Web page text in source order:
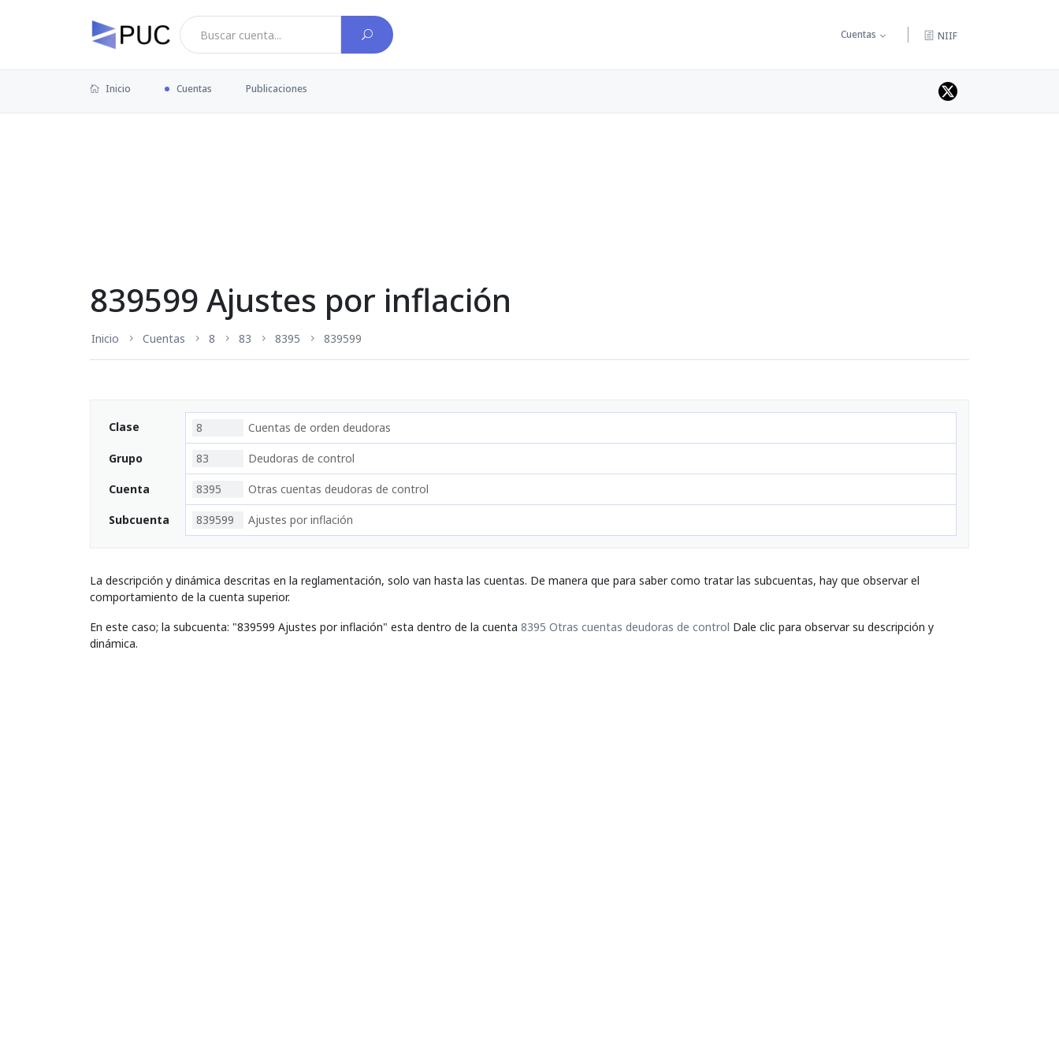
Cuentas NIIF
Inicio Cuentas Publicaciones
839599 Ajustes por inflación
Inicio Cuentas 8 83 8395 839599
Clase 8 Cuentas de orden deudoras
Grupo 83 Deudoras de control
Cuenta 8395 Otras cuentas deudoras de control
Subcuenta 839599 Ajustes por inflación
La descripción y dinámica descritas en la reglamentación, solo van hasta las cuentas. De manera que para saber como tratar las subcuentas, hay que observar el
comportamiento de la cuenta superior.
En este caso; la subcuenta: "839599 Ajustes por inflación" esta dentro de la cuenta 8395 Otras cuentas deudoras de control Dale clic para observar su descripción y
dinámica.